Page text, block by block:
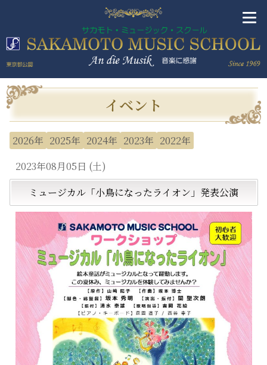
イベント
2026年 2025年 2024年 2023年 2022年
2023年08月05日 (土)
ミュージカル「小鳥になったライオン」発表公演